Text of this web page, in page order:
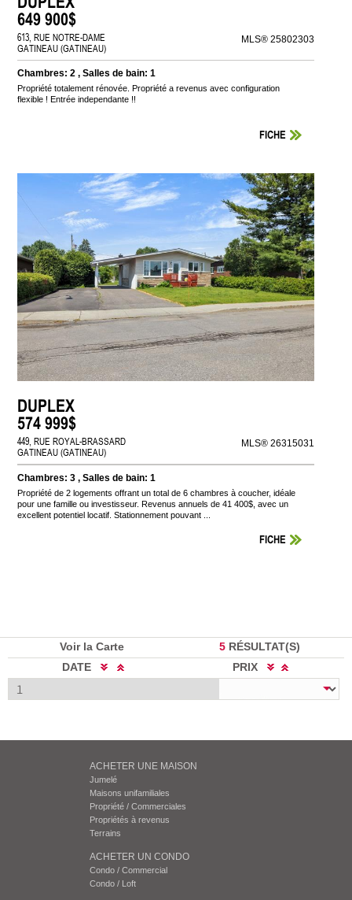
649 900$
613, RUE NOTRE-DAME
GATINEAU (GATINEAU)
MLS® 25802303
Chambres: 2 , Salles de bain: 1
Propriété totalement rénovée. Propriété a revenus avec configuration
flexible ! Entrée independante !!
FICHE
DUPLEX
574 999$
449, RUE ROYAL-BRASSARD
GATINEAU (GATINEAU)
MLS® 26315031
Chambres: 3 , Salles de bain: 1
Propriété de 2 logements offrant un total de 6 chambres à coucher, idéale
pour une famille ou investisseur. Revenus annuels de 41 400$, avec un
excellent potentiel locatif. Stationnement pouvant ...
FICHE
Voir la Carte 5 RÉSULTAT(S)
DATE
PRIX
ACHETER UNE MAISON
Jumelé
Maisons unifamiliales
Propriété / Commerciales
Propriétés à revenus
Terrains
ACHETER UN CONDO
Condo / Commercial
Condo / Loft